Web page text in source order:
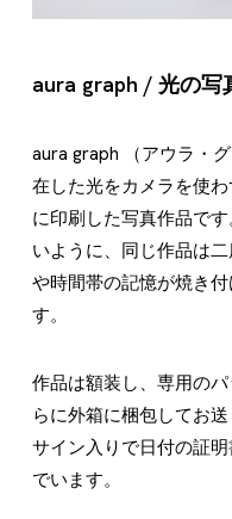
aura graph / 光の写
aura graph （アウラ・
在した光をカメラを使
に印刷した写真作品で
いように、同じ作品は
や時間帯の記憶が焼き
す。
作品は額装し、専用の
らに外箱に梱包してお
サイン入りで日付の証
でいます。